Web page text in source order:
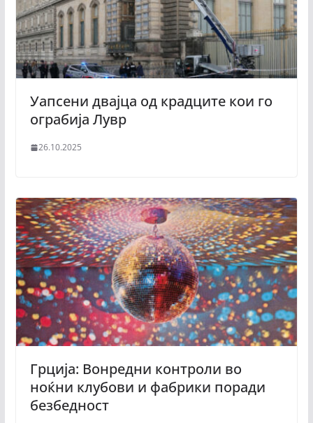
Уапсени двајца од крадците кои го
ограбија Лувр
26.10.2025
Грција: Вонредни контроли во
ноќни клубови и фабрики поради
безбедност